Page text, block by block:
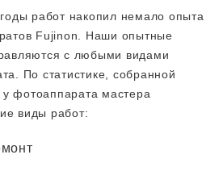
работ накопил немало опыта
Fujinon. Наши опытные
с любыми видами
По статистике, собранной
фотоаппарата мастера
виды работ: